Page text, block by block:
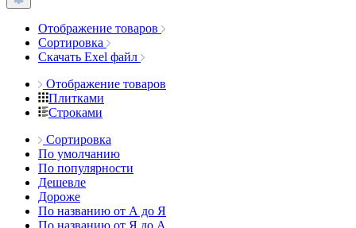
Отображение товаров
Сортировка
Скачать Exel файл
Отображение товаров
Плитками
Строками
Сортировка
По умолчанию
По популярности
Дешевле
Дороже
По названию от А до Я